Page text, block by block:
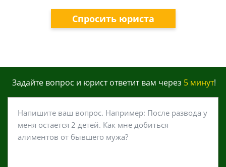
Спросить юриста
Задайте вопрос и юрист ответит вам через 5 минут!